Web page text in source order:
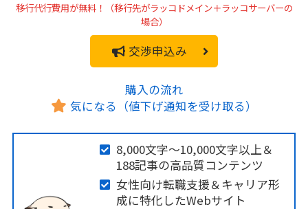
移行代行費用が無料！（移行先がラッコドメイン＋ラッコサーバーの
場合）
交渉申込み
購入の流れ
気になる（値下げ通知を受け取る）
8,000文字～10,000文字以上＆
188記事の高品質コンテンツ
女性向け転職支援＆キャリア形
成に特化したWebサイト